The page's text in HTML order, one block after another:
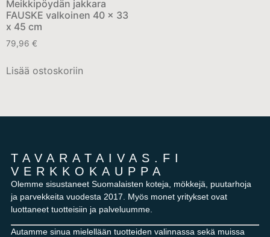
Meikkipöydän jakkara
FAUSKE valkoinen 40 x 33
x 45 cm
79,96 €
Lisää ostoskoriin
TAVARATAIVAS.FI
VERKKOKAUPPA
Olemme sisustaneet Suomalaisten koteja, mökkejä, puutarhoja
ja parvekkeita vuodesta 2017. Myös monet yritykset ovat
luottaneet tuotteisiin ja palveluumme.
Autamme sinua mielellään tuotteiden valinnassa sekä muissa